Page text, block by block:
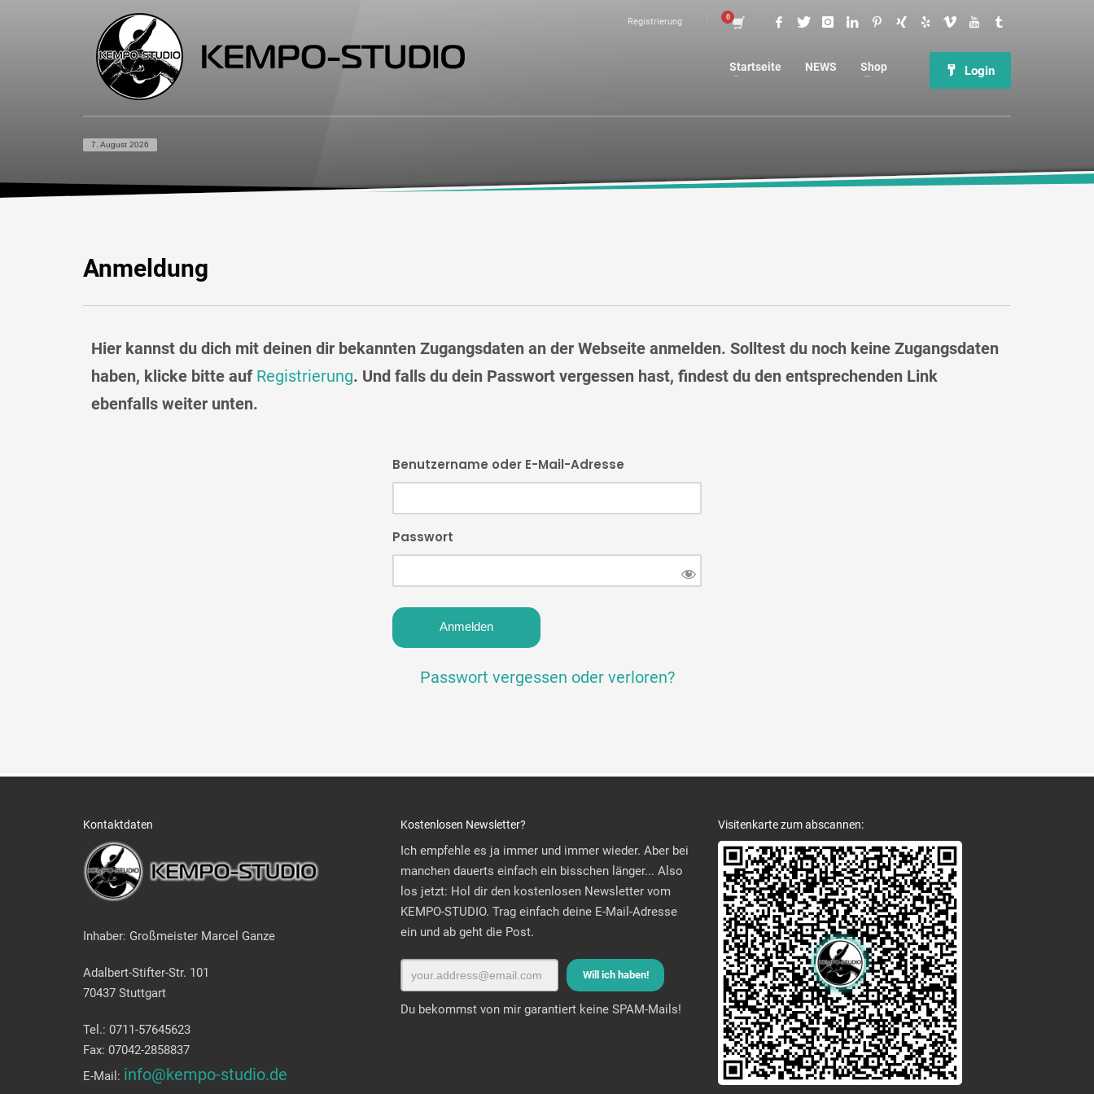
Registrierung
Startseite NEWS Shop Login
7. August 2026
Anmeldung
Hier kannst du dich mit deinen dir bekannten Zugangsdaten an der Webseite anmelden. Solltest du noch keine Zugangsdaten
haben, klicke bitte auf Registrierung. Und falls du dein Passwort vergessen hast, findest du den entsprechenden Link
ebenfalls weiter unten.
Benutzername oder E-Mail-Adresse
Passwort
Passwort vergessen oder verloren?
Kontaktdaten
Inhaber: Großmeister Marcel Ganze
Adalbert-Stifter-Str. 101
70437 Stuttgart
Tel.: 0711-57645623
Fax: 07042-2858837
E-Mail: info@kempo-studio.de
Kostenlosen Newsletter?
Ich empfehle es ja immer und immer wieder. Aber bei
manchen dauerts einfach ein bisschen länger... Also
los jetzt: Hol dir den kostenlosen Newsletter vom
KEMPO-STUDIO. Trag einfach deine E-Mail-Adresse
ein und ab geht die Post.
Du bekommst von mir garantiert keine SPAM-Mails!
Visitenkarte zum abscannen: